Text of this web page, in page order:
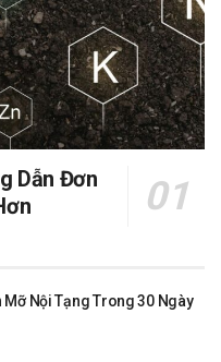
Dẫn Đơn
Mỡ Nội Tạng Trong 30 Ngày